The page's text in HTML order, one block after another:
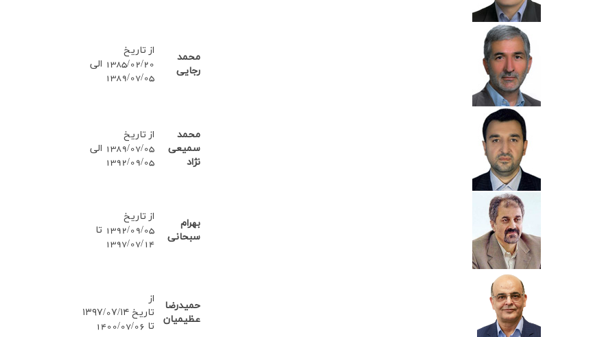
محمد
رجایی
از تاریخ
1385/02/20 الي
1389/07/05
محمد
سمیعی
نژاد
از تاریخ
1389/07/05 الی
1392/09/05
بهرام
سبحانی
از تاریخ
1392/09/05 تا
1397/07/14
حمیدرضا
عظیمیان
از
تاریخ ۱۳۹۷/0۷/۱۴
تا 1400/07/06